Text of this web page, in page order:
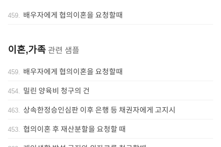
459. 배우자에게 협의이혼을 요청할때
이혼,가족 관련 샘플
459. 배우자에게 협의이혼을 요청할때
454. 밀린 양육비 청구의 건
463. 상속한정승인심판 이후 은행 등 채권자에게 고지시
453. 협의이혼 후 재산분할을 요청할 때